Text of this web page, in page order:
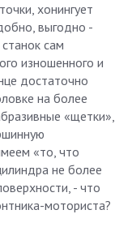
хонингует
выгодно -
сам
изношенного и
достаточно
на более
«щетки»,
«то, что
не более
- что
моториста?